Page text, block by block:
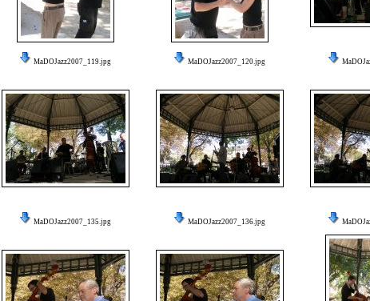
MaDOJazz2007_119.jpg MaDOJazz2007_120.jpg
MaDOJazz2007_135.jpg MaDOJazz2007_136.jpg